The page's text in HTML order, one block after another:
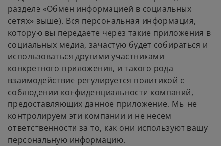
разделе «Обмен информацией в социальных
сетях» выше). Вся персональная информация,
которую вы передаете через такие приложения в
социальных медиа, зачастую будет собираться и
использоваться другими участниками
конкретного приложения, и такого рода
взаимодействие регулируется политикой о
соблюдении конфиденциальности компаний,
предоставляющих данное приложение. Мы не
контролируем эти компании и не несем
ответственности за то, как они используют вашу
персональную информацию.